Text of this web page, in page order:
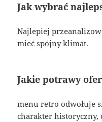
Jak wybrać
Najlepiej
mieć spójny klimat.
Jakie potrawy
menu retro odwołuje
charakter historyczny,